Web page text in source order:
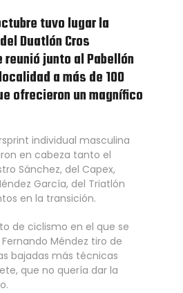
tuvo lugar la
Duatlón Cros
junto al Pabellón
a más de 100
ofrecieron un magnífico
individual masculina
en cabeza tanto el
Sánchez, del Capex,
García, del Triatlón
en la transición.
de ciclismo en el que se
Méndez tiro de
bajadas más técnicas
que no quería dar la